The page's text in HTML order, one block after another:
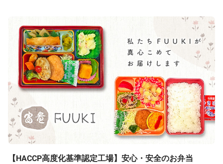
【HACCP高度化基準認定工場】安心・安全のお弁当